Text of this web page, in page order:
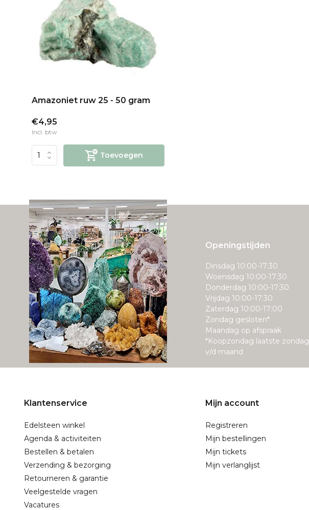
Amazoniet ruw 25 - 50 gram
€4,95
Incl. btw
Toevoegen
Openingstijden
Dinsdag 10:00-17:30
Woensdag 10:00-17:30
Donderdag 10:00-17:30
Vrijdag 10:00-17:30
Zaterdag 10:00-17:00
Zondag gesloten*
Maandag op afspraak
*Koopzondag laatste zondag
v/d maand
Klantenservice
Edelsteen winkel
Agenda & activiteiten
Bestellen & betalen
Verzending & bezorging
Retourneren & garantie
Veelgestelde vragen
Vacatures
Mijn account
Registreren
Mijn bestellingen
Mijn tickets
Mijn verlanglijst